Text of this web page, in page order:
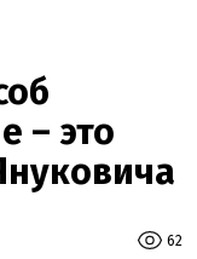
– это
62